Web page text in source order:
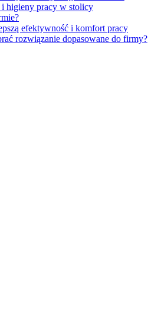
i higieny pracy w stolicy
efektywność i komfort pracy
rozwiązanie dopasowane do firmy?